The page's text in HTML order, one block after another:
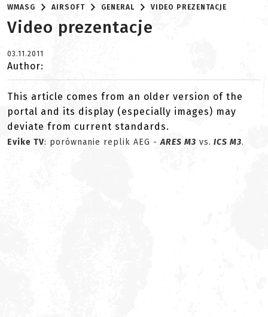
WMASG AIRSOFT GENERAL VIDEO PREZENTACJE
Video prezentacje
03.11.2011
Author:
This article comes from an older version of the
portal and its display (especially images) may
deviate from current standards.
Evike TV: porównanie replik AEG -ARES M3 vs. ICS M3.